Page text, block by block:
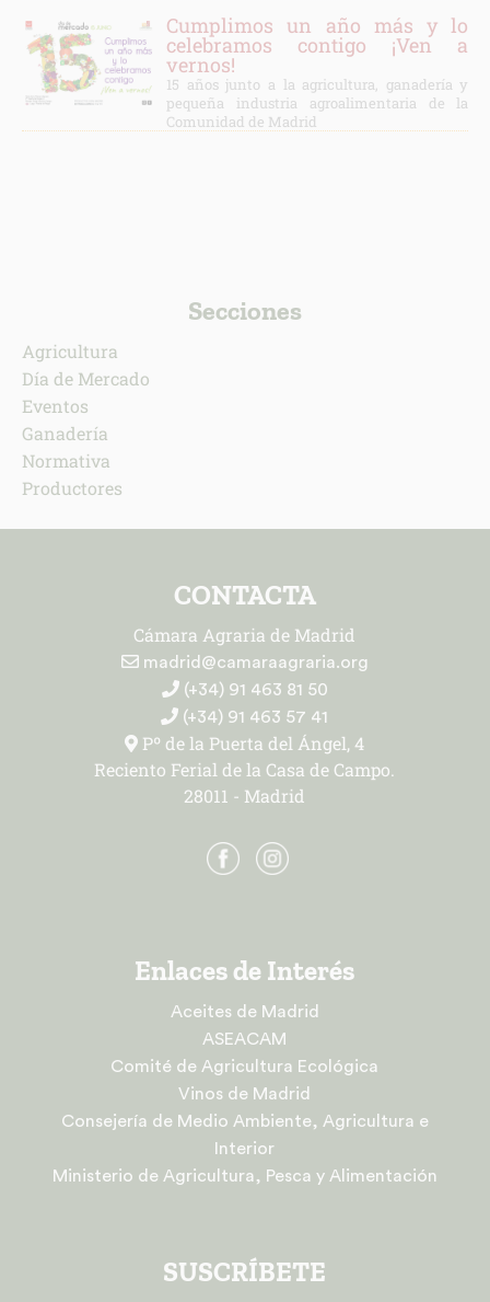
Cumplimos un año más y lo
celebramos contigo ¡Ven a
vernos!
15 años junto a la agricultura, ganadería y
pequeña industria agroalimentaria de la
Comunidad de Madrid
Secciones
Agricultura
Día de Mercado
Eventos
Ganadería
Normativa
Productores
CONTACTA
Cámara Agraria de Madrid
madrid@camaraagraria.org
(+34) 91 463 81 50
(+34) 91 463 57 41
Pº de la Puerta del Ángel, 4
Reciento Ferial de la Casa de Campo.
28011 - Madrid
Enlaces de Interés
Aceites de Madrid
ASEACAM
Comité de Agricultura Ecológica
Vinos de Madrid
Consejería de Medio Ambiente, Agricultura e
Interior
Ministerio de Agricultura, Pesca y Alimentación
SUSCRÍBETE